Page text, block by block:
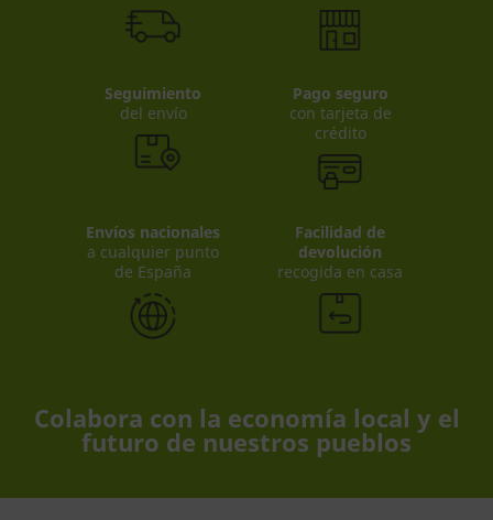
Seguimiento
del envío
Pago seguro
con tarjeta de
crédito
Envíos nacionales
a cualquier punto
de España
Facilidad de
devolución
recogida en casa
Colabora con la economía local y el
futuro de nuestros pueblos